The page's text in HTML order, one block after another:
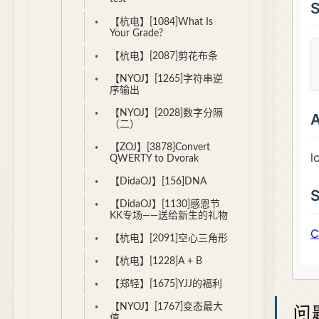
【杭电】[1084]What Is
Your Grade?
【杭电】[2087]剪花布条
【NYOJ】[1265]字符串逆
序输出
【NYOJ】[2028]数字分隔
（二）
【ZOJ】[3878]Convert
QWERTY to Dvorak
【DidaOJ】[156]DNA
【DidaOJ】[1130]感恩节
KK专场——送给新生的礼物
【杭电】[2091]空心三角形
【杭电】[1228]A + B
【郑轻】[1675]YJJ的福利
【NYOJ】[1767]变态最大
问